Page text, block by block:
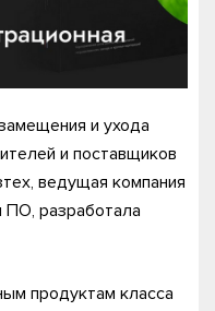
и ухода
и поставщиков
ведущая компания
ПО, разработала
продуктам класса